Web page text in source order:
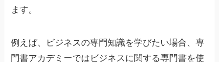
ます。
例えば、ビジネスの専門知識を学びたい場合、専
門書アカデミーではビジネスに関する専門書を使